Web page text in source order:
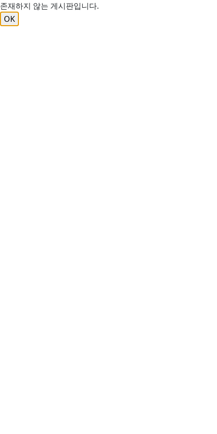
존재하지 않는 게시판입니다.
OK